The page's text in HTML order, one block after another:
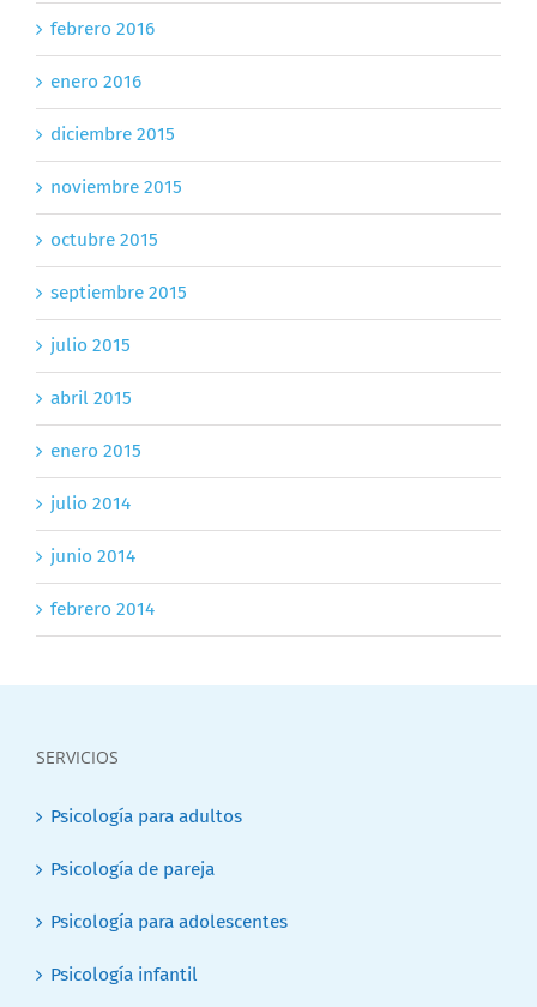
febrero 2016
enero 2016
diciembre 2015
noviembre 2015
octubre 2015
septiembre 2015
julio 2015
abril 2015
enero 2015
julio 2014
junio 2014
febrero 2014
SERVICIOS
Psicología para adultos
Psicología de pareja
Psicología para adolescentes
Psicología infantil